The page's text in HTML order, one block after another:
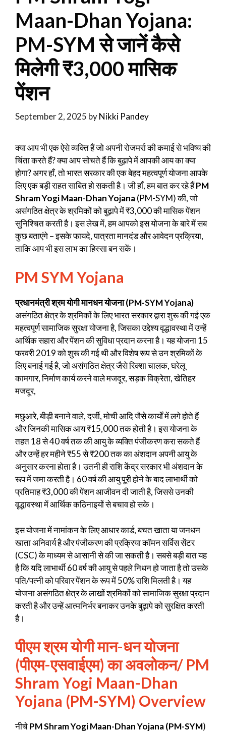
Maan-Dhan Yojana:
PM-SYM से जानें कैसे
मिलेगी ₹3,000 मासिक
पेंशन
September 2, 2025 byNikki Pandey
क्या आप भी एक ऐसे व्यक्ति हैं जो अपनी रोजमर्रा की कमाई से भविष्य की
चिंता करते हैं? क्या आप सोचते हैं कि बुढ़ापे में आपकी आय का क्या
होगा? अगर हाँ, तो भारत सरकार की एक बेहद महत्वपूर्ण योजना आपके
लिए एक बड़ी राहत साबित हो सकती है। जी हाँ, हम बात कर रहे हैंPM
Shram Yogi Maan-Dhan Yojana(PM-SYM) की, जो
असंगठित क्षेत्र के श्रमिकों को बुढ़ापे में ₹3,000 की मासिक पेंशन
सुनिश्चित करती है। इस लेख में, हम आपको इस योजना के बारे में सब
कुछ बताएंगे – इसके फायदे, पात्रता मानदंड और आवेदन प्रक्रिया,
ताकि आप भी इस लाभ का हिस्सा बन सकें।
PM SYM Yojana
प्रधानमंत्री श्रम योगी मानधन योजना (PM-SYM Yojana)
असंगठित क्षेत्र के श्रमिकों के लिए भारत सरकार द्वारा शुरू की गई एक
महत्वपूर्ण सामाजिक सुरक्षा योजना है, जिसका उद्देश्य वृद्धावस्था में उन्हें
आर्थिक सहारा और पेंशन की सुविधा प्रदान करना है। यह योजना 15
फरवरी 2019 को शुरू की गई थी और विशेष रूप से उन श्रमिकों के
लिए बनाई गई है, जो असंगठित क्षेत्र जैसे रिक्शा चालक, घरेलू
कामगार, निर्माण कार्य करने वाले मजदूर, सड़क विक्रेता, खेतिहर
मजदूर,
मछुआरे, बीड़ी बनाने वाले, दर्जी, मोची आदि जैसे कार्यों में लगे होते हैं
और जिनकी मासिक आय ₹15,000 तक होती है। इस योजना के
तहत 18 से 40 वर्ष तक की आयु के व्यक्ति पंजीकरण करा सकते हैं
और उन्हें हर महीने ₹55 से ₹200 तक का अंशदान अपनी आयु के
अनुसार करना होता है। उतनी ही राशि केंद्र सरकार भी अंशदान के
रूप में जमा करती है। 60 वर्ष की आयु पूरी होने के बाद लाभार्थी को
प्रतिमाह ₹3,000 की पेंशन आजीवन दी जाती है, जिससे उनकी
वृद्धावस्था में आर्थिक कठिनाइयों से बचाव हो सके।
इस योजना में नामांकन के लिए आधार कार्ड, बचत खाता या जनधन
खाता अनिवार्य है और पंजीकरण की प्रक्रिया कॉमन सर्विस सेंटर
(CSC) के माध्यम से आसानी से की जा सकती है। सबसे बड़ी बात यह
है कि यदि लाभार्थी 60 वर्ष की आयु से पहले निधन हो जाता है तो उसके
पति/पत्नी को परिवार पेंशन के रूप में 50% राशि मिलती है। यह
योजना असंगठित क्षेत्र के लाखों श्रमिकों को सामाजिक सुरक्षा प्रदान
करती है और उन्हें आत्मनिर्भर बनाकर उनके बुढ़ापे को सुरक्षित करती
है।
पीएम श्रम योगी मान-धन योजना
(पीएम-एसवाईएम) का अवलोकन/ PM
Shram Yogi Maan-Dhan
Yojana (PM-SYM) Overview
नीचेPM Shram Yogi Maan-Dhan Yojana (PM-SYM)